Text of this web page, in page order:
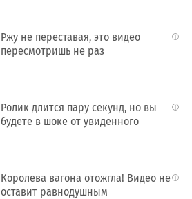
i
Ржу не переставая, это видео
пересмотришь не раз
i
Ролик длится пару секунд, но вы
будете в шоке от увиденного
i
Королева вагона отожгла! Видео не
оставит равнодушным